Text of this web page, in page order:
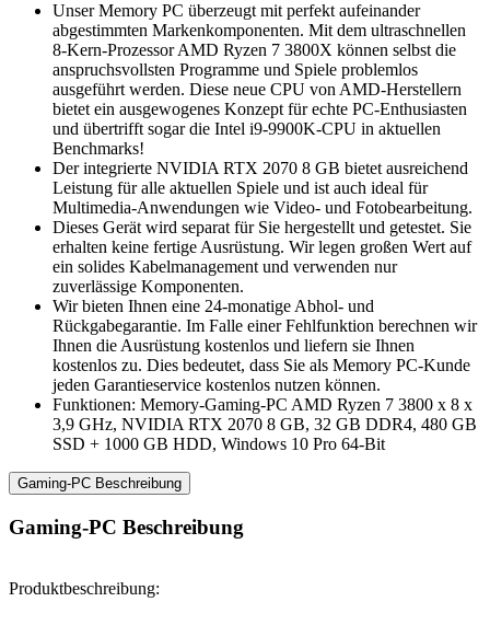
Unser Memory PC überzeugt mit perfekt aufeinander
abgestimmten Markenkomponenten. Mit dem ultraschnellen
8-Kern-Prozessor AMD Ryzen 7 3800X können selbst die
anspruchsvollsten Programme und Spiele problemlos
ausgeführt werden. Diese neue CPU von AMD-Herstellern
bietet ein ausgewogenes Konzept für echte PC-Enthusiasten
und übertrifft sogar die Intel i9-9900K-CPU in aktuellen
Benchmarks!
Der integrierte NVIDIA RTX 2070 8 GB bietet ausreichend
Leistung für alle aktuellen Spiele und ist auch ideal für
Multimedia-Anwendungen wie Video- und Fotobearbeitung.
Dieses Gerät wird separat für Sie hergestellt und getestet. Sie
erhalten keine fertige Ausrüstung. Wir legen großen Wert auf
ein solides Kabelmanagement und verwenden nur
zuverlässige Komponenten.
Wir bieten Ihnen eine 24-monatige Abhol- und
Rückgabegarantie. Im Falle einer Fehlfunktion berechnen wir
Ihnen die Ausrüstung kostenlos und liefern sie Ihnen
kostenlos zu. Dies bedeutet, dass Sie als Memory PC-Kunde
jeden Garantieservice kostenlos nutzen können.
Funktionen: Memory-Gaming-PC AMD Ryzen 7 3800 x 8 x
3,9 GHz, NVIDIA RTX 2070 8 GB, 32 GB DDR4, 480 GB
SSD + 1000 GB HDD, Windows 10 Pro 64-Bit
Gaming-PC Beschreibung
Gaming-PC Beschreibung
Produktbeschreibung: